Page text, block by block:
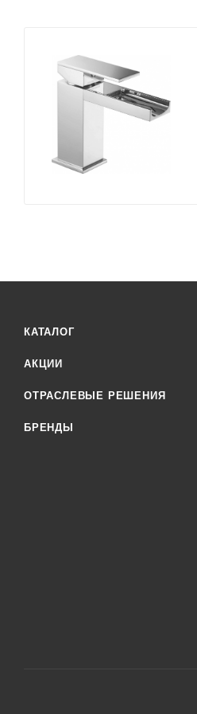
КАТАЛОГ
АКЦИИ
ОТРАСЛЕВЫЕ РЕШЕНИЯ
БРЕНДЫ